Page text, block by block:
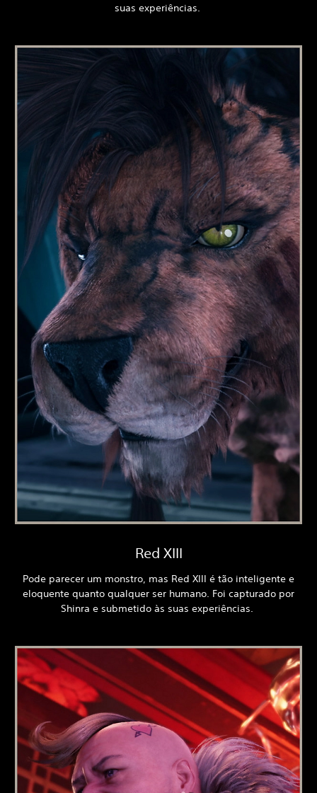
suas experiências.
Red XIII
Pode parecer um monstro, mas Red XIII é tão inteligente e
eloquente quanto qualquer ser humano. Foi capturado por
Shinra e submetido às suas experiências.